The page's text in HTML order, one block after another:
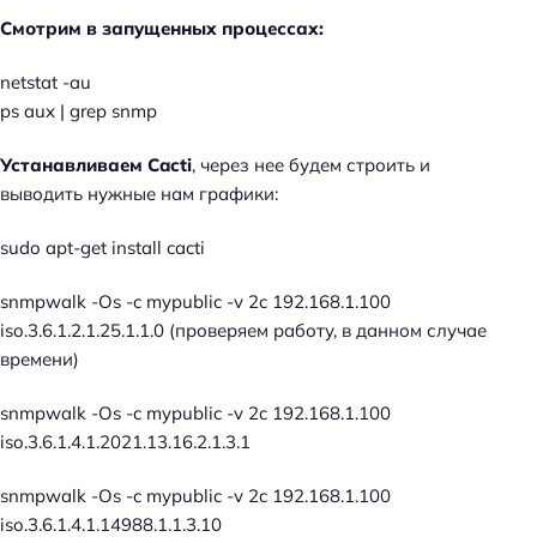
Смотрим в запущенных процессах:
netstat -au
ps aux | grep snmp
Устанавливаем Cacti, через нее будем строить и
выводить нужные нам графики:
sudo apt-get install cacti
snmpwalk -Os -c mypublic -v 2c 192.168.1.100
iso.3.6.1.2.1.25.1.1.0 (проверяем работу, в данном случае
времени)
snmpwalk -Os -c mypublic -v 2c 192.168.1.100
iso.3.6.1.4.1.2021.13.16.2.1.3.1
snmpwalk -Os -c mypublic -v 2c 192.168.1.100
iso.3.6.1.4.1.14988.1.1.3.10